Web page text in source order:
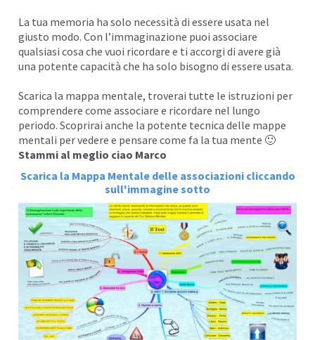
La tua memoria ha solo necessità di essere usata nel
giusto modo. Con l’immaginazione puoi associare
qualsiasi cosa che vuoi ricordare e ti accorgi di avere già
una potente capacità che ha solo bisogno di essere usata.
Scarica la mappa mentale, troverai tutte le istruzioni per
comprendere come associare e ricordare nel lungo
periodo. Scoprirai anche la potente tecnica delle mappe
mentali per vedere e pensare come fa la tua mente 🙂
Stammi al meglio ciao Marco
Scarica la Mappa Mentale delle associazioni cliccando
sull'immagine sotto